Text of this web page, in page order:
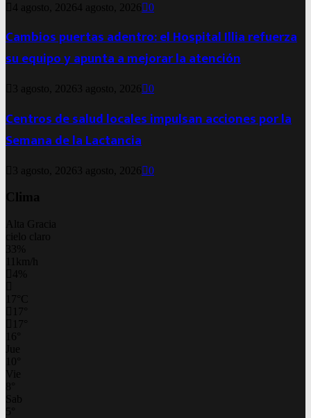
4 agosto, 20264 agosto, 2026 0
Cambios puertas adentro: el Hospital Illia refuerza
su equipo y apunta a mejorar la atención
3 agosto, 2026 3 agosto, 2026 0
Centros de salud locales impulsan acciones por la
Semana de la Lactancia
3 agosto, 2026 3 agosto, 2026 0
Clima
Alta Gracia
cielo claro
33%
11km/h
4%
17 C
17
17
16
Jue
10
Vie
8
Sab
5